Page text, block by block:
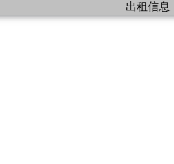
出租信息：